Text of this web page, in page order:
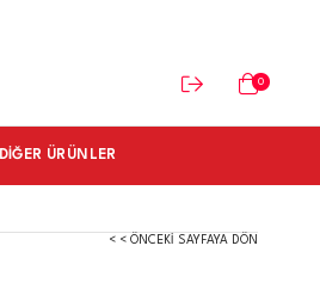
0
DİĞER ÜRÜNLER
< < ÖNCEKI SAYFAYA DÖN